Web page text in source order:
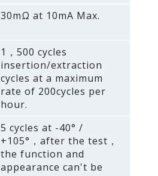
30mΩ at 10mA Max.
1，500 cycles
insertion/extraction
cycles at a maximum
rate of 200cycles per
hour.
5 cycles at -40° /
+105°，after the test，
the function and
appearance can't be